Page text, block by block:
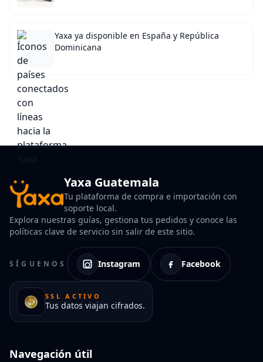
Yaxa ya disponible en España y República
Dominicana
Yaxa Guatemala
Tu plataforma de compra e importación con
soporte local.
Explora nuestras guías, gestiona tus pedidos y conoce las
políticas clave de servicio sin salir de este sitio.
SÍGUENOS Instagram Facebook
SSL ACTIVO
Tus datos viajan cifrados.
Navegación útil